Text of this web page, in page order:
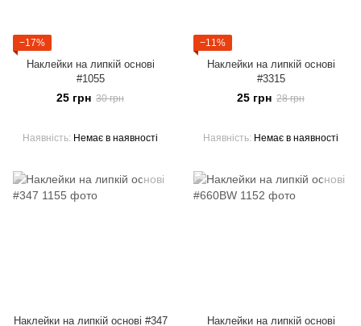
−17%
Наклейки на липкій основі
#1055
25 грн 30 грн
Наявність Немає в наявності
−11%
Наклейки на липкій основі
#3315
25 грн 28 грн
Наявність Немає в наявності
Наклейки на липкій основі #347 Наклейки на липкій основі